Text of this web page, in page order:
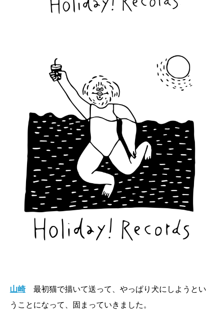
山崎
最初猫で描いて送って、やっぱり犬にしようとい
うことになって、固まっていきました。